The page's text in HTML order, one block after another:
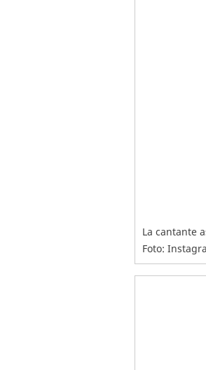
La cantante
Foto: